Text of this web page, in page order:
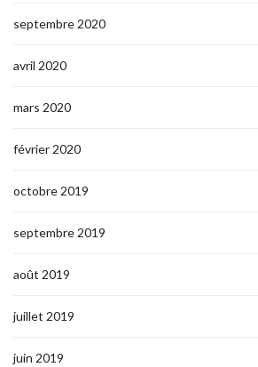
septembre 2020
avril 2020
mars 2020
février 2020
octobre 2019
septembre 2019
août 2019
juillet 2019
juin 2019